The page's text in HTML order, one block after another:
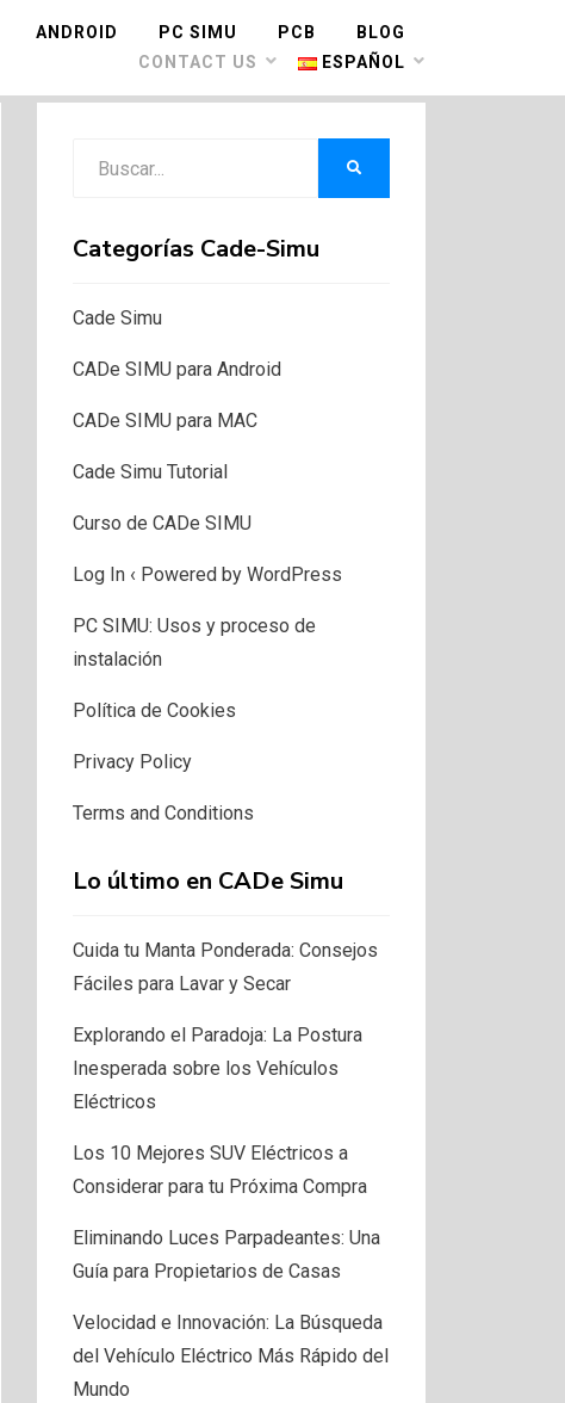
ANDROID PC SIMU PCB
BLOG
CONTACT US
ESPAÑOL
Categorías Cade-Simu
Cade Simu
CADe SIMU para Android
CADe SIMU para MAC
Cade Simu Tutorial
Curso de CADe SIMU
Log In ‹ Powered by WordPress
PC SIMU: Usos y proceso de
instalación
Política de Cookies
Privacy Policy
Terms and Conditions
Lo último en CADe Simu
Cuida tu Manta Ponderada: Consejos
Fáciles para Lavar y Secar
Explorando el Paradoja: La Postura
Inesperada sobre los Vehículos
Eléctricos
Los 10 Mejores SUV Eléctricos a
Considerar para tu Próxima Compra
Eliminando Luces Parpadeantes: Una
Guía para Propietarios de Casas
Velocidad e Innovación: La Búsqueda
del Vehículo Eléctrico Más Rápido del
Mundo